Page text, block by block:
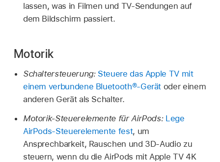
lassen, was in Filmen und TV-Sendungen auf
dem Bildschirm passiert.
Motorik
Schaltersteuerung: Steuere das Apple TV mit
einem verbundene Bluetooth®-Gerät oder einem
anderen Gerät als Schalter.
Motorik-Steuerelemente für AirPods: Lege
AirPods-Steuerelemente fest, um
Ansprechbarkeit, Rauschen und 3D-Audio zu
steuern, wenn du die AirPods mit Apple TV 4K